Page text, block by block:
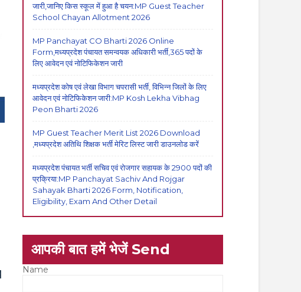
जारी,जानिए किस स्कूल में हुआ है चयन:MP Guest Teacher
School Chayan Allotment 2026
MP Panchayat CO Bharti 2026 Online
Form,मध्यप्रदेश पंचायत समन्वयक अधिकारी भर्ती,365 पदों के
लिए आवेदन एवं नोटिफिकेशन जारी
मध्यप्रदेश कोष एवं लेखा विभाग चपरासी भर्ती, विभिन्न जिलों के लिए
आवेदन एवं नोटिफिकेशन जारी:MP Kosh Lekha Vibhag
Peon Bharti 2026
MP Guest Teacher Merit List 2026 Download
,मध्यप्रदेश अतिथि शिक्षक भर्ती मेरिट लिस्ट जारी डाउनलोड करें
मध्यप्रदेश पंचायत भर्ती सचिव एवं रोजगार सहायक के 2900 पदों की
प्रक्रिया:MP Panchayat Sachiv And Rojgar
Sahayak Bharti 2026 Form, Notification,
Eligibility, Exam And Other Detail
आपकी बात हमें भेजें Send
Name